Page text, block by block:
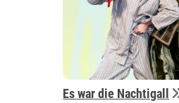
Es war die Nachtigall